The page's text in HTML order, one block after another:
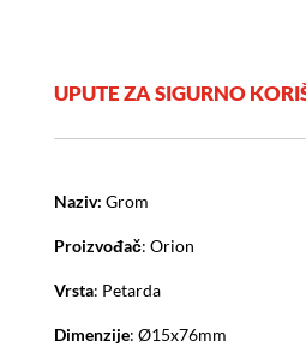
UPUTE ZA SIGURNO
Naziv: Grom
Proizvođač: Orion
Vrsta: Petarda
Dimenzije: Ø15x76mm